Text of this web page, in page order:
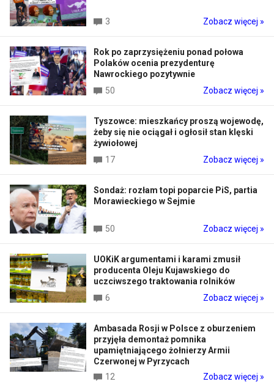
3 Zobacz więcej »
Rok po zaprzysiężeniu ponad połowa
Polaków ocenia prezydenturę
Nawrockiego pozytywnie
50
Zobacz więcej »
Tyszowce: mieszkańcy proszą wojewodę,
żeby się nie ociągał i ogłosił stan klęski
żywiołowej
17
Zobacz więcej »
Sondaż: rozłam topi poparcie PiS, partia
Morawieckiego w Sejmie
50 Zobacz więcej »
UOKiK argumentami i karami zmusił
producenta Oleju Kujawskiego do
uczciwszego traktowania rolników
6
Zobacz więcej »
Ambasada Rosji w Polsce z oburzeniem
przyjęła demontaż pomnika
upamiętniającego żołnierzy Armii
Czerwonej w Pyrzycach
12
Zobacz więcej »